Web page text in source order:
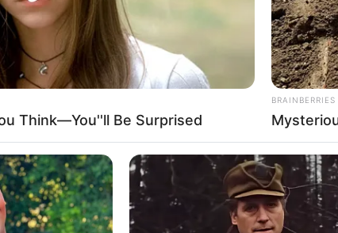
in kleine Stücke schneiden.
Butter schmelzen und unterrühren.
mischen und abwechselnd mit der Milch
Think—You''ll Be Surprised
BRAINBERRIES